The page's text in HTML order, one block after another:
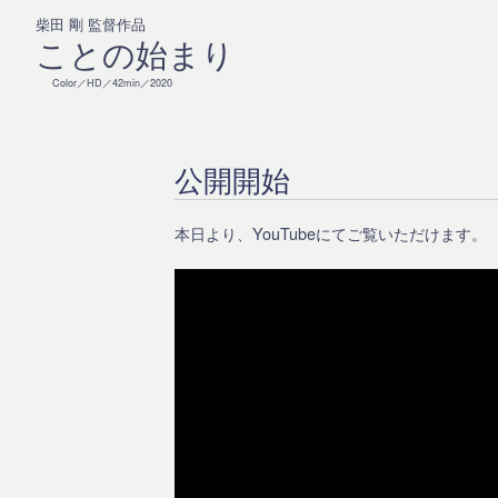
柴田 剛 監督作品
ことの始まり
Color／HD／42min／2020
公開開始
本日より、YouTubeにてご覧いただけます。